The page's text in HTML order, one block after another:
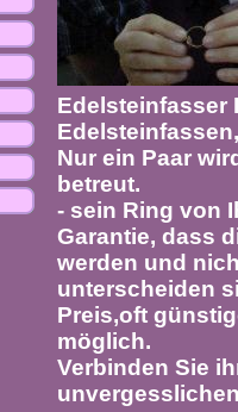
Edelsteinfasser
Nur ein Paar
betreut.
- sein Ring von
Garantie, dass
werden und
unterscheiden
Preis,oft
möglich.
Verbinden Sie